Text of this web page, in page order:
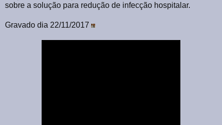
sobre a solução para redução de infecção hospitalar.
Gravado dia 22/11/2017